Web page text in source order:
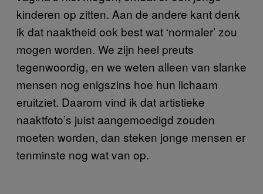
kinderen op zitten. Aan de andere kant denk
ik dat naaktheid ook best wat ‘normaler’ zou
mogen worden. We zijn heel preuts
tegenwoordig, en we weten alleen van slanke
mensen nog enigszins hoe hun lichaam
eruitziet. Daarom vind ik dat artistieke
naaktfoto’s juist aangemoedigd zouden
moeten worden, dan steken jonge mensen er
tenminste nog wat van op.